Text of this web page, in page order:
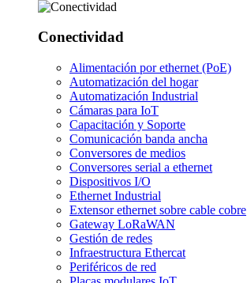
Conectividad
Alimentación por ethernet (PoE)
Automatización del hogar
Automatización Industrial
Cámaras para IoT
Capacitación y Soporte
Comunicación banda ancha
Conversores de medios
Conversores serial a ethernet
Dispositivos I/O
Ethernet Industrial
Extensor ethernet sobre cable cobre
Gateway LoRaWAN
Gestión de redes
Infraestructura Ethercat
Periféricos de red